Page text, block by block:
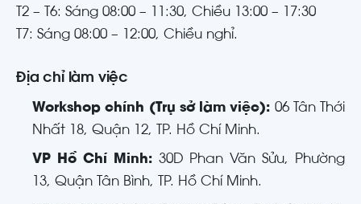
T2 – T6: Sáng 08:00 – 11:30, Chiều 13:00 – 17:30
T7: Sáng 08:00 – 12:00, Chiều nghỉ.
Địa chỉ làm việc
Workshop chính (Trụ sở làm việc): 06 Tân Thới
Nhất 18, Quận 12, TP. Hồ Chí Minh.
VP Hồ Chí Minh:30D Phan Văn Sửu, Phường
13, Quận Tân Bình, TP. Hồ Chí Minh.